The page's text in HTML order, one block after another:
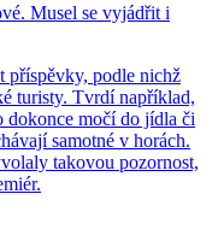
Musel se vyjádřit i
příspěvky, podle nichž
turisty. Tvrdí například,
dokonce močí do jídla či
samotné v horách.
takovou pozornost,